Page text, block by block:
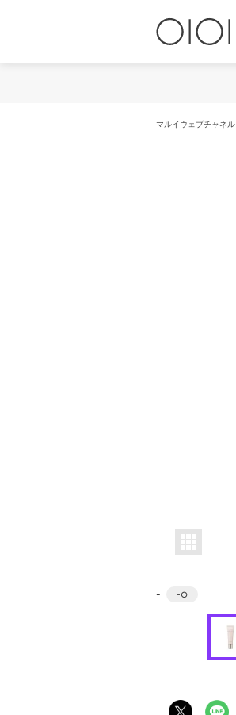
マルイウェブチャネル
- -○